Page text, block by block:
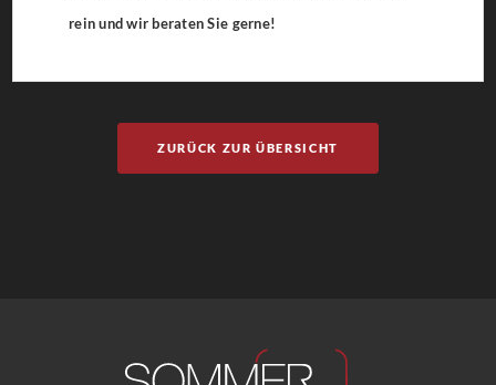
rein und wir beraten Sie gerne!
ZURÜCK ZUR ÜBERSICHT